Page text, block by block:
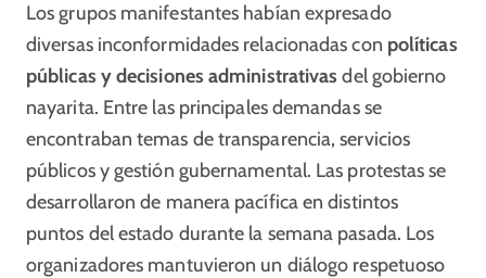
Los grupos manifestantes habían expresado
diversas inconformidades relacionadas con políticas
públicas y decisiones administrativas del gobierno
nayarita. Entre las principales demandas se
encontraban temas de transparencia, servicios
públicos y gestión gubernamental. Las protestas se
desarrollaron de manera pacífica en distintos
puntos del estado durante la semana pasada. Los
organizadores mantuvieron un diálogo respetuoso